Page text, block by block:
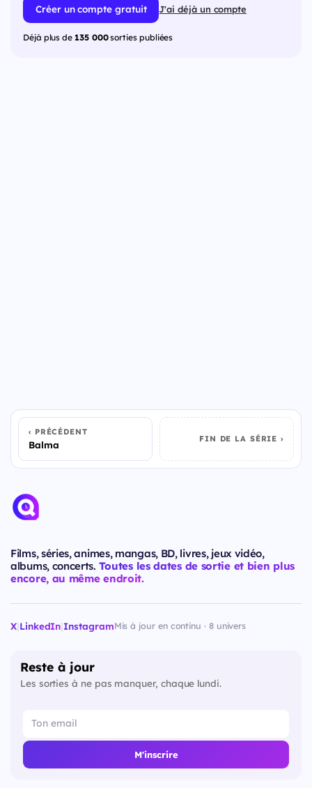
Créer un compte gratuit J'ai déjà un compte
Déjà plus de 135 000sorties publiées
PRÉCÉDENT
Balma FIN DE LA SÉRIE
Films, séries, animes, mangas, BD, livres, jeux vidéo,
albums, concerts. Toutes les dates de sortie et bien plus
encore, au même endroit.
X|LinkedIn|InstagramMis à jour en continu · 8 univers
Reste à jour
Les sorties à ne pas manquer, chaque lundi.
M'inscrire